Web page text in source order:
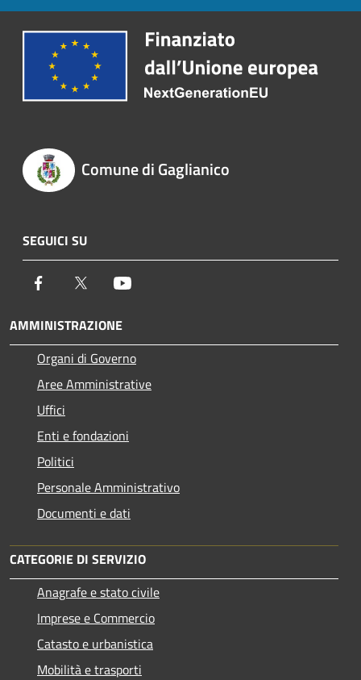
Comune di Gaglianico
SEGUICI SU
Facebook Twitter
AMMINISTRAZIONE
Organi di Governo
Aree Amministrative
Uffici
Enti e fondazioni
Politici
Personale Amministrativo
Documenti e dati
CATEGORIE DI SERVIZIO
Anagrafe e stato civile
Imprese e Commercio
Catasto e urbanistica
Mobilità e trasporti